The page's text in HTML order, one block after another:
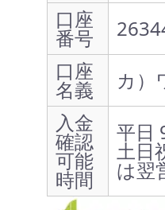
口座
番号
口座
名義
カ）
入金
確認
可能
時間
平日
土日
は翌